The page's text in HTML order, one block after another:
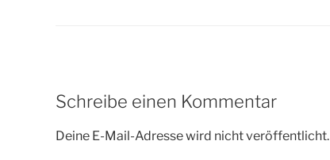
Schreibe einen Kommentar
Deine E-Mail-Adresse wird nicht veröffentlicht.